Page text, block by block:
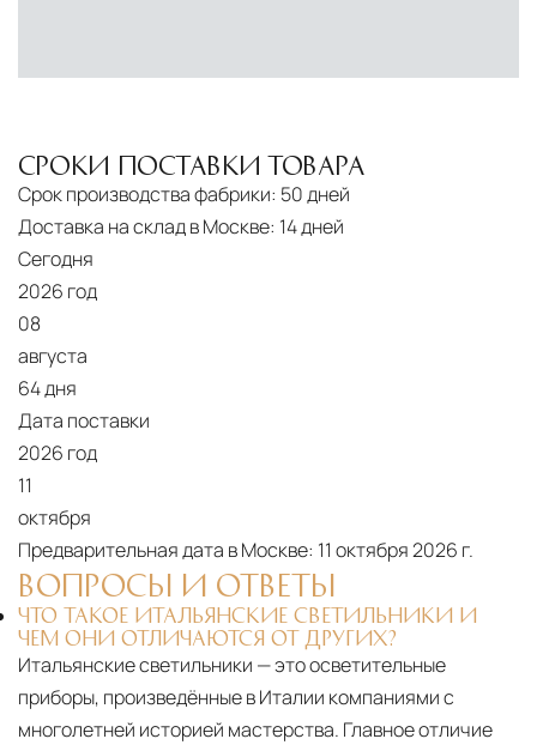
Помимо Москвы, мы располагаем
логистическими узлами в ключевых
Дубай, ОАЭ
Средиземноморского региона
Лондон, Великобритания
США— центр доставки для
североамериканского сегмента
Другие страны Европы— расширенная
сеть партнёрских складов
Условия доставки по Москве и Московской
области
СРОКИ ПОСТАВКИ ТОВАРА
Срок производства фабрики: 50 дней
Доставка на склад в Москве: 14 дней
Сегодня
2026 год
08
августа
64 дня
Дата поставки
2026 год
11
октября
Предварительная дата в Москве: 11 октября 2026 г.
ВОПРОСЫ И ОТВЕТЫ
ЧТО ТАКОЕ ИТАЛЬЯНСКИЕ СВЕТИЛЬНИКИ И
ЧЕМ ОНИ ОТЛИЧАЮТСЯ ОТ ДРУГИХ?
Итальянские светильники — это осветительные
приборы, произведённые в Италии компаниями с
многолетней историей мастерства. Главное отличие